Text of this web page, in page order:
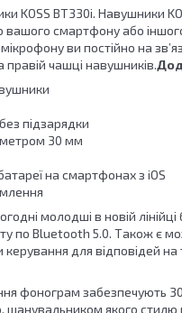
KOSS BT330i. Навушники
смартфону або
ви постійно на
чашці навушників.
підзарядки
30 мм
на смартфонах з iOS
молодші в новій
по Bluetooth 5.0. Також є
керування для відповідей
фонограм забезпечують
шанувальником якого стилю